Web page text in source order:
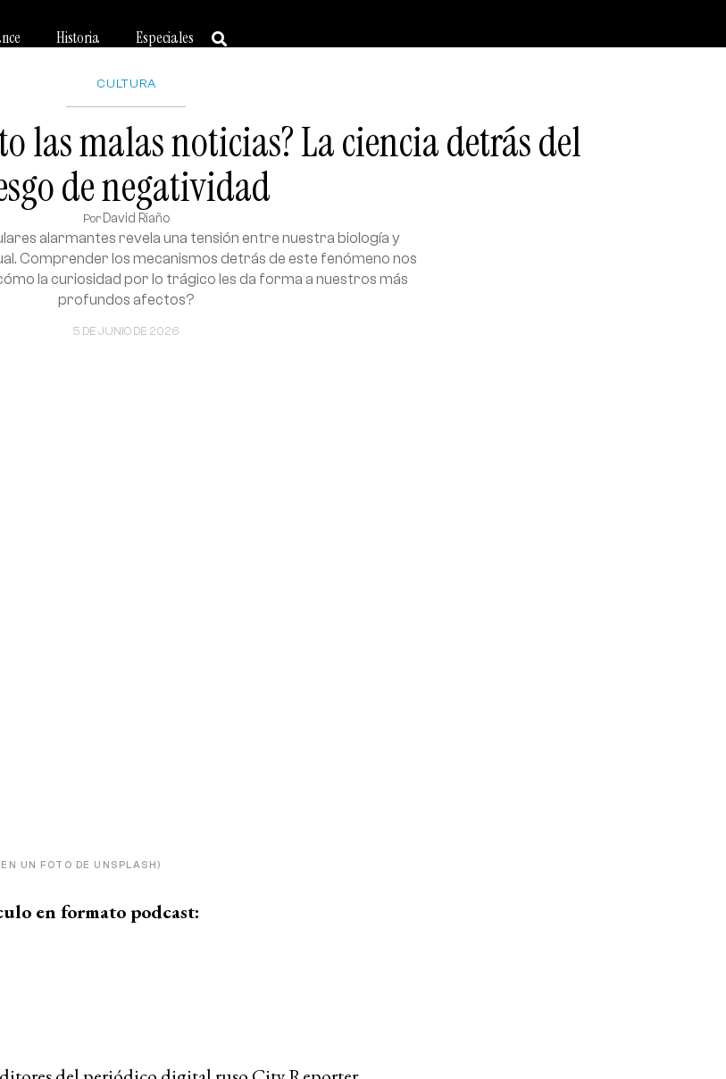
Historia Especiales
CULTURA
las malas noticias? La ciencia detrás del
de negatividad
Por David Riaño
5 DE JUNIO DE 2026
alarmantes revela una tensión entre nuestra biología y
Comprender los mecanismos detrás de este fenómeno nos
la curiosidad por lo trágico les da forma a nuestros más
profundos afectos?
UN FOTO DE UNSPLASH)
en formato podcast: